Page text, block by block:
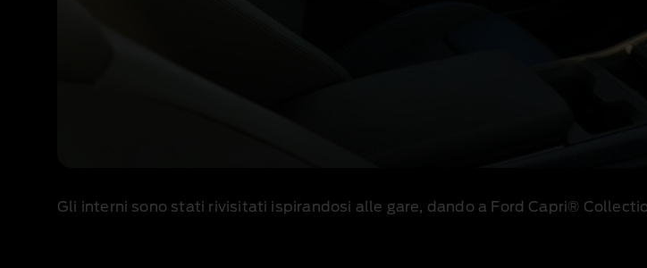
Gli interni sono stati rivisitati ispirandosi alle gare, dando a Ford Capri®